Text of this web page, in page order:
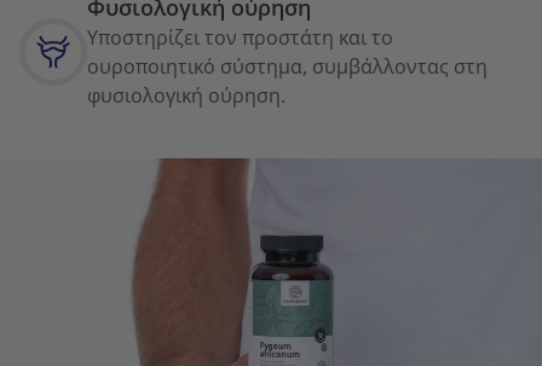
Φυσιολογική ούρηση
Υποστηρίζει τον προστάτη και το
ουροποιητικό σύστημα, συμβάλλοντας στη
φυσιολογική ούρηση.